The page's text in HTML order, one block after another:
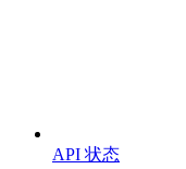
API 状态